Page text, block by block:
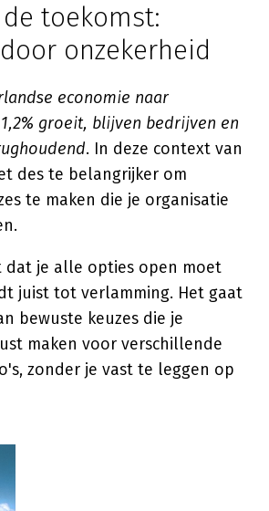
toekomst:
onzekerheid
economie naar
groeit, blijven bedrijven en
. In deze context van
des te belangrijker om
te maken die je organisatie
dat je alle opties open moet
juist tot verlamming. Het gaat
bewuste keuzes die je
maken voor verschillende
zonder je vast te leggen op